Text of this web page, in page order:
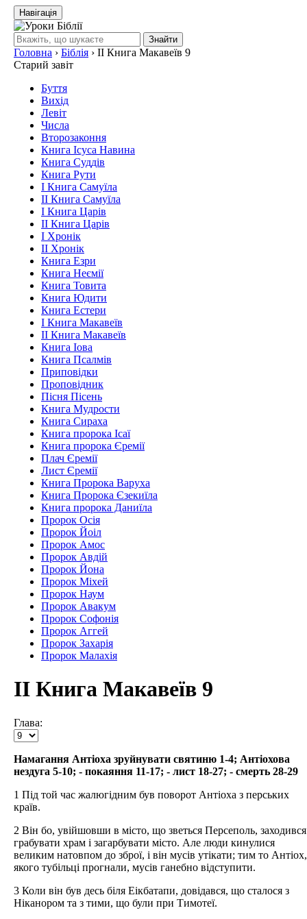
Навігація
Знайти
Головна › Біблія › ІІ Книга Макавеїв 9
Старий завіт
Буття
Вихід
Левіт
Числа
Второзаконня
Книга Ісуса Навина
Книга Суддів
Книга Рути
І Книга Самуїла
ІІ Книга Самуїла
І Книга Царів
ІІ Книга Царів
І Хронік
ІІ Хронік
Книга Езри
Книга Неємії
Книга Товита
Книга Юдити
Книга Естери
І Книга Макавеїв
ІІ Книга Макавеїв
Книга Іова
Книга Псалмів
Приповідки
Проповідник
Пісня Пісень
Книга Мудрости
Книга Сираха
Книга пророка Ісаї
Книга пророка Єремії
Плач Єремії
Лист Єремії
Книга Пророка Варуха
Книга Пророка Єзекиїла
Книга пророка Даниїла
Пророк Осія
Пророк Йоіл
Пророк Амос
Пророк Авдій
Пророк Йона
Пророк Міхей
Пророк Наум
Пророк Авакум
Пророк Софонія
Пророк Аггей
Пророк Захарія
Пророк Малахія
ІІ Книга Макавеїв 9
Глава:
Намагання Антіоха зруйнувати святиню 1-4; Антіохова
нездуга 5-10; - покаяння 11-17; - лист 18-27; - смерть 28-29
1 Під той час жалюгідним був поворот Антіоха з перських
країв.
2 Він бо, увійшовши в місто, що зветься Персеполь, заходився
грабувати храм і загарбувати місто. Але люди кинулися
великим натовпом до зброї, і він мусів утікати; тим то Антіох,
якого тубільці прогнали, мусів ганебно відступити.
3 Коли він був десь біля Еікбатапи, довідався, що сталося з
Ніканором та з тими, що були при Тимотеї.